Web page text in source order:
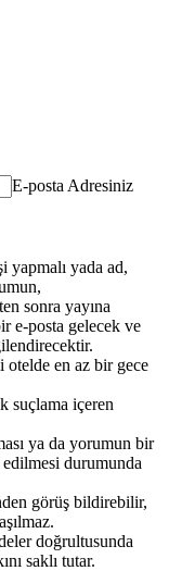
E-posta Adresiniz
yapmalı yada ad,
sonra yayına
e-posta gelecek ve
en az bir gece
suçlama içeren
ya da yorumun bir
edilmesi durumunda
görüş bildirebilir,
doğrultusunda
saklı tutar.